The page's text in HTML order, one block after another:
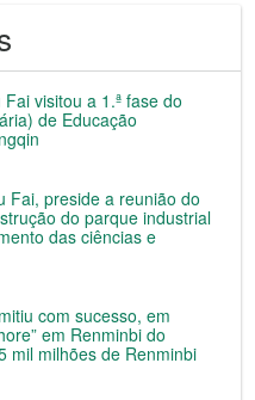
visitou a 1.ª fase do
de Educação
Fai, preside a reunião do
do parque industrial
das ciências e
com sucesso, em
em Renminbi do
mil milhões de Renminbi